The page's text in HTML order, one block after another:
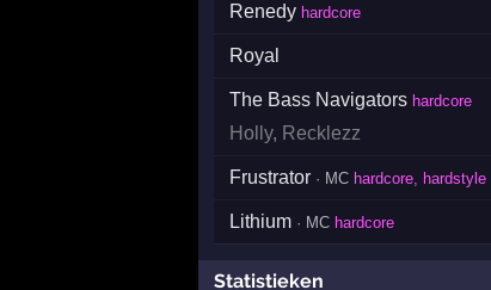
Renedy hardcore
Royal
The Bass Navigators hardcore
Holly, Recklezz
Frustrator· MC hardcore, hardstyle
Lithium· MC hardcore
Statistieken